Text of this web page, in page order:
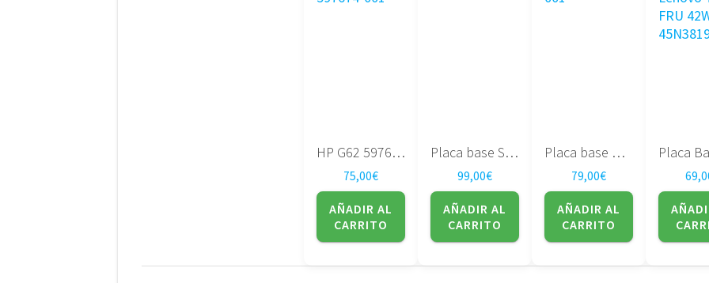
HP G62 597674-001
75,00€
AÑADIR AL
CARRITO
Placa base Sony MBX-176 1P-0074500-8020 Vaio VGN-AR71MR
99,00€
AÑADIR AL
CARRITO
Placa base HP TX1000 TX2000 463649-001
79,00€
AÑADIR AL
CARRITO